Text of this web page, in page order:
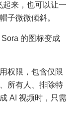
起来，也可以让一
子微微倾斜。
的图标变成
权限，包含仅限
所有人、排除特
AI 视频时，只需